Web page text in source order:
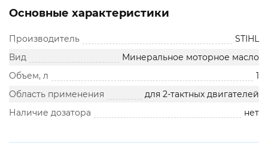
Основные характеристики
Производитель
STIHL
Вид
Минеральное моторное масло
Объем, л
1
Область применения
для 2-тактных двигателей
Наличие дозатора
нет